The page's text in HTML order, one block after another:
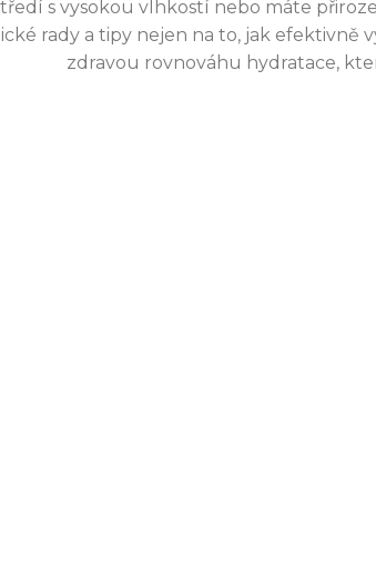
s vysokou vlhkostí nebo máte
rady a tipy nejen na to, jak efektivně
zdravou rovnováhu hydratace,